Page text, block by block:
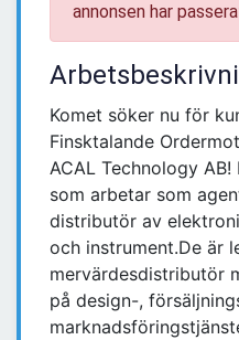
annonsen har
Komet söker nu för
Finsktalande
ACAL Technology
som arbetar som
distributör av
och instrument.De är
mervärdesdistributör
på design-,